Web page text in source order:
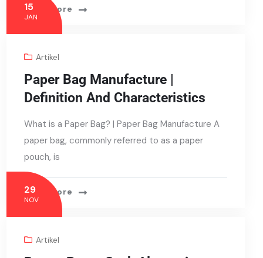
Read More
15
JAN
Artikel
Paper Bag Manufacture |
Definition And Characteristics
What is a Paper Bag? | Paper Bag Manufacture A
paper bag, commonly referred to as a paper
pouch, is
Read More
29
NOV
Artikel